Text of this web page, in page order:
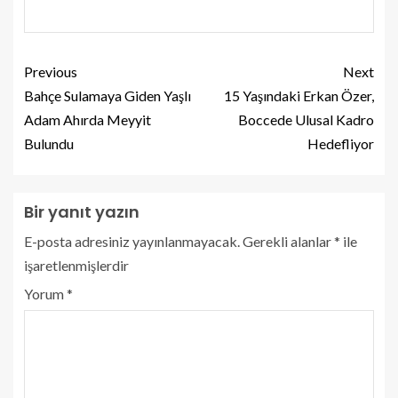
Previous
Bahçe Sulamaya Giden Yaşlı
Adam Ahırda Meyyit
Bulundu
Next
15 Yaşındaki Erkan Özer,
Boccede Ulusal Kadro
Hedefliyor
Bir yanıt yazın
E-posta adresiniz yayınlanmayacak.Gerekli alanlar* ile
işaretlenmişlerdir
Yorum*